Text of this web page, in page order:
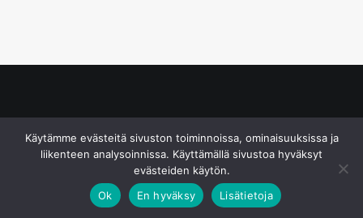
Käytämme evästeitä sivuston toiminnoissa, ominaisuuksissa ja
liikenteen analysoinnissa. Käyttämällä sivustoa hyväksyt
evästeiden käytön.
Ok
En hyväksy Lisätietoja